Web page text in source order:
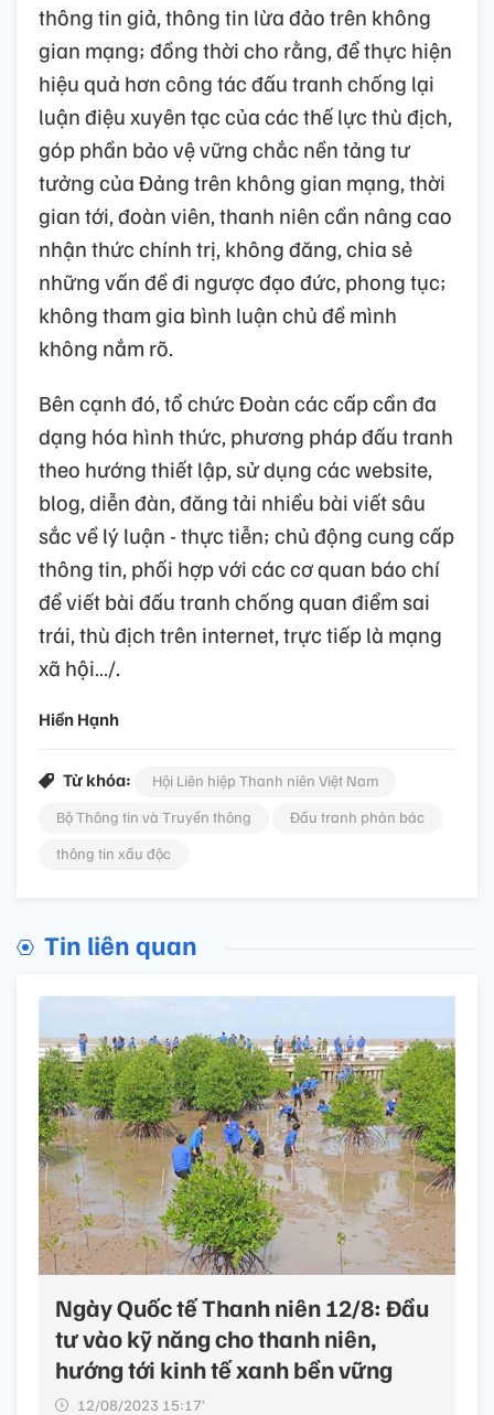
thông tin giả, thông tin lừa đảo trên không
gian mạng; đồng thời cho rằng, để thực hiện
hiệu quả hơn công tác đấu tranh chống lại
luận điệu xuyên tạc của các thế lực thù địch,
góp phần bảo vệ vững chắc nền tảng tư
tưởng của Đảng trên không gian mạng, thời
gian tới, đoàn viên, thanh niên cần nâng cao
nhận thức chính trị, không đăng, chia sẻ
những vấn đề đi ngược đạo đức, phong tục;
không tham gia bình luận chủ đề mình
không nắm rõ.
Bên cạnh đó, tổ chức Đoàn các cấp cần đa
dạng hóa hình thức, phương pháp đấu tranh
theo hướng thiết lập, sử dụng các website,
blog, diễn đàn, đăng tải nhiều bài viết sâu
sắc về lý luận - thực tiễn; chủ động cung cấp
thông tin, phối hợp với các cơ quan báo chí
để viết bài đấu tranh chống quan điểm sai
trái, thù địch trên internet, trực tiếp là mạng
xã hội…/.
Hiền Hạnh
Từ khóa:
Hội Liên hiệp Thanh niên Việt Nam
Bộ Thông tin và Truyền thông
Đấu tranh phản bác
thông tin xấu độc
Tin liên quan
Ngày Quốc tế Thanh niên 12/8: Đầu
tư vào kỹ năng cho thanh niên,
hướng tới kinh tế xanh bền vững
12/08/2023 15:17’